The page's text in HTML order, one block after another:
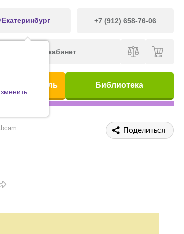
Екатеринбург +7 (912) 658-76-06
Личный кабинет
указатель Библиотека
Поделиться